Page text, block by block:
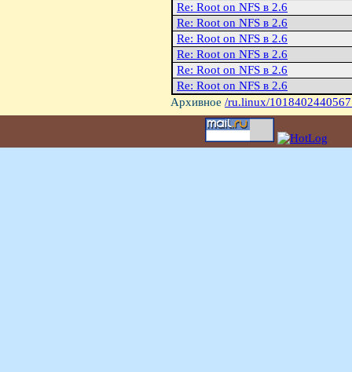
Re: Root on NFS в 2.6
Re: Root on NFS в 2.6
Re: Root on NFS в 2.6
Re: Root on NFS в 2.6
Re: Root on NFS в 2.6
Re: Root on NFS в 2.6
Архивное /ru.linux/